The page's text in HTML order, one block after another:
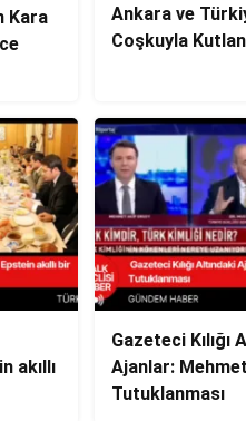
Kara
Ankara ve
Coşkuyla
akıllı
Gazeteci Kılığı
Ajanlar:
Tutuklanması